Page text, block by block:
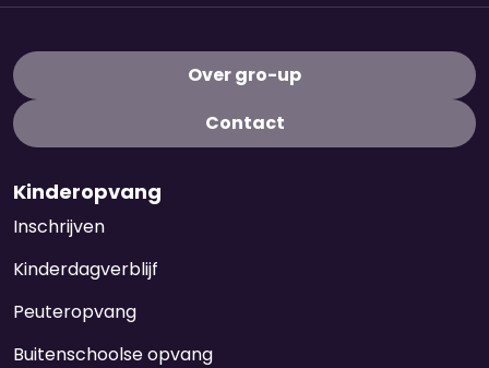
Over gro-up
Contact
Kinderopvang
Inschrijven
Kinderdagverblijf
Peuteropvang
Buitenschoolse opvang